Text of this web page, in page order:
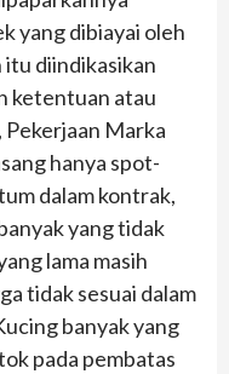
yang dibiayai oleh
diindikasikan
ketentuan atau
Pekerjaan Marka
hanya spot-
dalam kontrak,
yang tidak
lama masih
tidak sesuai dalam
banyak yang
pada pembatas